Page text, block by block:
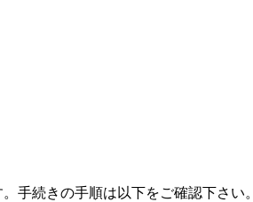
手続きの手順は以下をご確認下さい。